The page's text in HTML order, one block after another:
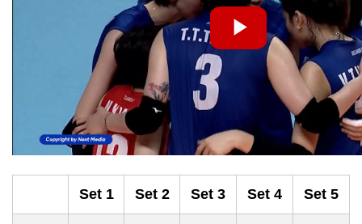
Set 1 Set 2 Set 3 Set 4 Set 5